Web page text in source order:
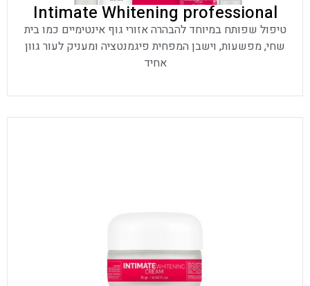
Intimate Whitening professional
טיפול שפותח במיוחד להבהרה אזורי גוף אינטימיים כמו בית
שחי, מפשעות, וישבן המפחית פיגמנטציה ומעניק לעור גוון
אחיד